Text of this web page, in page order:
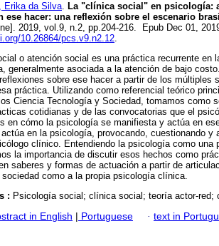
Erika da Silva. La "clínica social" en psicología:
ese hacer: una reflexión sobre el escenario
2019, vol.9, n.2, pp.204-216. Epub Dec 01,
10.26864/pcs.v9.n2.12.
o atención social es una práctica recurrente en
generalmente asociada a la atención de bajo
sobre ese hacer a partir de los múltiples
práctica. Utilizando como referencial teórico
Ciencia Tecnología y Sociedad, tomamos como
cotidianas y de las convocatorias que el
en cómo la psicología se manifiesta y actúa en
en la psicología, provocando, cuestionando y
clínico. Entendiendo la psicología como una
la importancia de discutir esos hechos como
saberes y formas de actuación a partir de
como a la propia psicología clínica.
: Psicología social; clínica social; teoría actor-red;
in English | Portuguese · text in